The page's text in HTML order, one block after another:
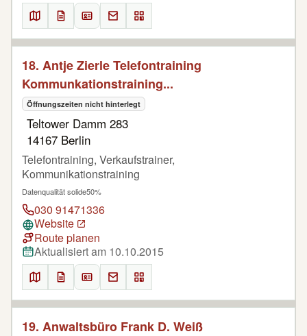
18. Antje Zierle Telefontraining
Kommunkationstraining...
Öffnungszeiten nicht hinterlegt
Teltower Damm 283
14167 Berlin
Telefontraining, Verkaufstrainer,
Kommunikationstraining
Datenqualität solide50%
030 91471336
Website
Route planen
Aktualisiert am 10.10.2015
19. Anwaltsbüro Frank D. Weiß